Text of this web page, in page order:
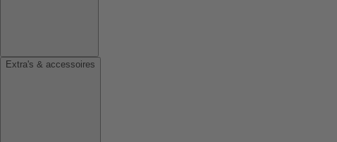
Extra's & accessoires